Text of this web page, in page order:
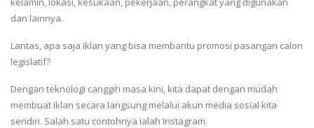
dan lainnya.
Lantas, apa saja iklan yang bisa membantu promosi pasangan calon
legislatif?
Dengan teknologi canggih masa kini, kita dapat dengan mudah
membuat iklan secara langsung melalui akun media sosial kita
sendiri. Salah satu contohnya ialah Instagram.